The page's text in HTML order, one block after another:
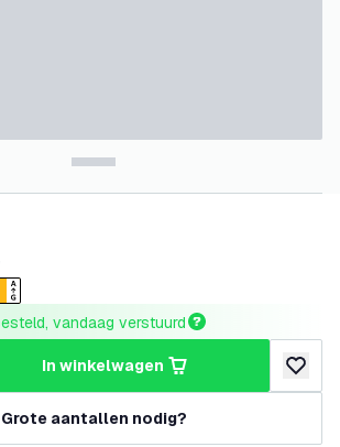
vandaag verstuurd
hoeveelheid
in winkelwagen
Grote aantallen nodig?